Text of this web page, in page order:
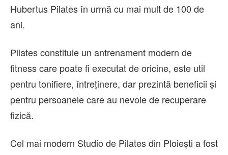
Hubertus Pilates în urmă cu mai mult de 100 de
ani.
Pilates constituie un antrenament modern de
fitness care poate fi executat de oricine, este util
pentru tonifiere, întreținere, dar prezintă beneficii și
pentru persoanele care au nevoie de recuperare
fizică.
Cel mai modern Studio de Pilates din Ploiești a fost